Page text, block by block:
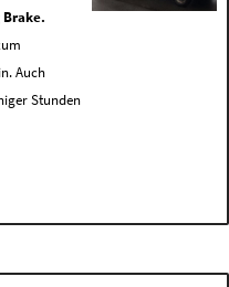
Brake.
Auch
Stunden